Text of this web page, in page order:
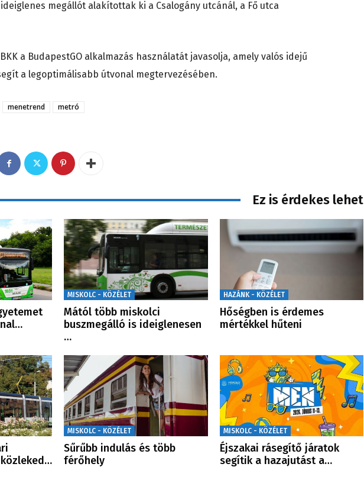
megállót alakítottak ki a Csalogány utcánál, a Fő utca
a BudapestGO alkalmazás használatát javasolja, amely valós idejű
a legoptimálisabb útvonal megtervezésében.
menetrend metró
Ez is érdekes lehet
MISKOLC - KÖZÉLET
Mától több miskolci
buszmegálló is ideiglenesen
…
HAZÁNK - KÖZÉLET
Hőségben is érdemes
mértékkel hűteni
MISKOLC - KÖZÉLET
Sűrűbb indulás és több
férőhely
MISKOLC - KÖZÉLET
Éjszakai rásegítő járatok
segítik a hazajutást a…